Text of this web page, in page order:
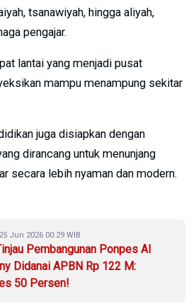
tsanawiyah, hingga aliyah,
pengajar.
lantai yang menjadi pusat
mampu menampung sekitar
juga disiapkan dengan
dirancang untuk menunjang
secara lebih nyaman dan modern.
Jun 2026 00:29 WIB
Pembangunan Ponpes Al
Didanai APBN Rp 122 M:
50 Persen!